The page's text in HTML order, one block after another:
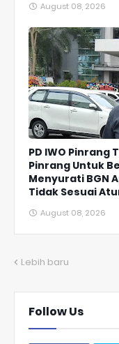
August 08, 2026
PD IWO Pinrang
Pinrang Untuk
Menyurati BGN
Tidak Sesuai
August 08, 2026
Lebih baru
Follow Us